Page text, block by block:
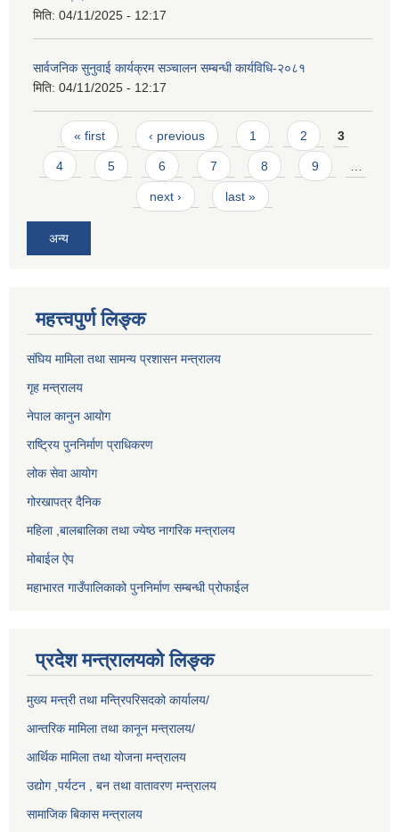
मिति: 04/11/2025 - 12:17
सार्वजनिक सुनुवाई कार्यक्रम सञ्चालन सम्बन्धी कार्यविधि-२०८१
मिति: 04/11/2025 - 12:17
Pages
« first ‹ previous 1 2 3
4 5 6 7 8 9
next › last »
अन्य
महत्त्वपुर्ण लिङ्क
संघिय मामिला तथा सामन्य प्रशासन मन्त्रालय
गृह मन्त्रालय
नेपाल कानुन आयोग
राष्ट्रिय पुननिर्माण प्राधिकरण
लोक सेवा आयोग
गोरखापत्र दैनिक
महिला ,बालबालिका तथा ज्येष्ठ नागरिक मन्त्रालय
मोबाईल ऐप
महाभारत गाउँपालिकाको पुननिर्माण सम्बन्धी प्रोफाईल
प्रदेश मन्त्रालयको लिङ्क
मुख्य मन्त्री तथा मन्त्रिपरिसदको कार्यालय/
आन्तरिक मामिला तथा कानून मन्त्रालय/
आर्थिक मामिला तथा योजना मन्त्रालय
उद्योग ,पर्यटन , बन तथा वातावरण मन्त्रालय
सामाजिक बिकास मन्त्रालय